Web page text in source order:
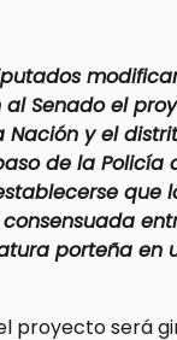
Senado el
Nación y el
de la Policía
que
porteña en
proyecto será